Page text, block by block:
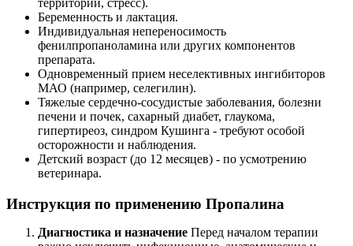
территории, стресс).
Беременность и лактация.
Индивидуальная непереносимость
фенилпропаноламина или других компонентов
препарата.
Одновременный прием неселективных ингибиторов
МАО (например, селегилин).
Тяжелые сердечно-сосудистые заболевания, болезни
печени и почек, сахарный диабет, глаукома,
гипертиреоз, синдром Кушинга - требуют особой
осторожности и наблюдения.
Детский возраст (до 12 месяцев) - по усмотрению
ветеринара.
Инструкция по применению Пропалина
Диагностика и назначение Перед началом терапии